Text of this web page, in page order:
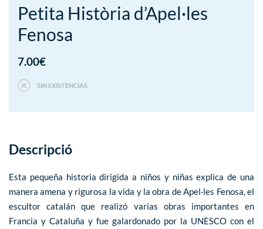
Petita Història d’Apel·les
Fenosa
7.00€
SIN EXISTENCIAS
Descripció
Esta pequeña historia dirigida a niños y niñas explica de una
manera amena y rigurosa la vida y la obra de Apel·les Fenosa, el
escultor catalán que realizó varias obras importantes en
Francia y Cataluña y fue galardonado por la UNESCO con el